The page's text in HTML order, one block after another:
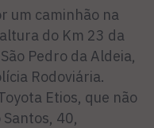
um caminhão na
do Km 23 da
Pedro da Aldeia,
Rodoviária.
Etios, que não
40,